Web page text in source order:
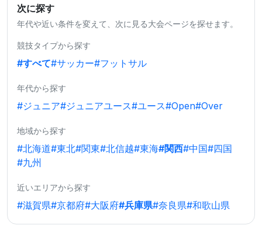
次に探す
年代や近い条件を変えて、次に見る大会ページを探せます。
競技タイプから探す
#すべて#サッカー#フットサル
年代から探す
#ジュニア#ジュニアユース#ユース#Open#Over
地域から探す
#北海道#東北#関東#北信越#東海#関西#中国#四国
#九州
近いエリアから探す
#滋賀県#京都府#大阪府#兵庫県#奈良県#和歌山県